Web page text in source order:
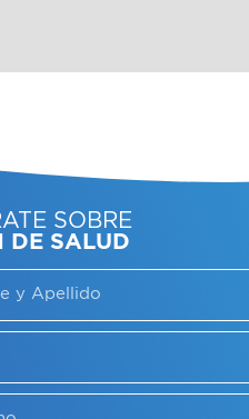
ASESORATE SOBRE
ELPLAN DE SALUD